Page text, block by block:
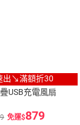
出↘滿額折30
USB充電風扇
免運 879